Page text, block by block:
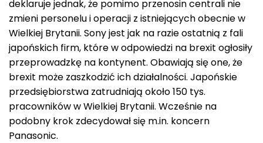
deklaruje jednak, że pomimo przenosin centrali nie
zmieni personelu i operacji z istniejących obecnie w
Wielkiej Brytanii. Sony jest jak na razie ostatnią z fali
japońskich firm, które w odpowiedzi na brexit ogłosiły
przeprowadzkę na kontynent. Obawiają się one, że
brexit może zaszkodzić ich działalności. Japońskie
przedsiębiorstwa zatrudniają około 150 tys.
pracowników w Wielkiej Brytanii. Wcześnie na
podobny krok zdecydował się m.in. koncern
Panasonic.